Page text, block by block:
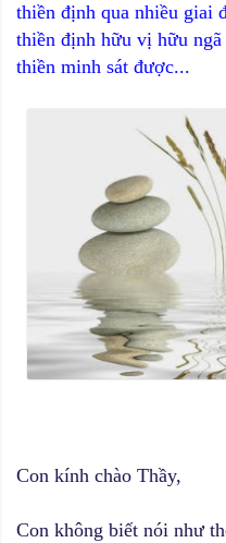
thiền định qua nhiều giai
thiền định hữu vị hữu
thiền minh sát được...
Con kính chào Thầy,
Con không biết nói như